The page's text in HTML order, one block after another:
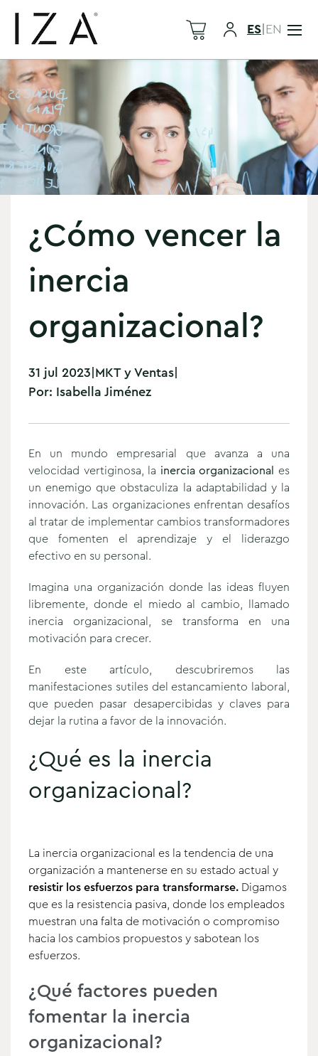
ES|EN
¿Cómo vencer la
inercia
organizacional?
31 jul 2023|MKT y Ventas|
Por: Isabella Jiménez
En un mundo empresarial que avanza a una
velocidad vertiginosa, la inercia organizacional es
un enemigo que obstaculiza la adaptabilidad y la
innovación. Las organizaciones enfrentan desafíos
al tratar de implementar cambios transformadores
que fomenten el aprendizaje y el liderazgo
efectivo en su personal.
Imagina una organización donde las ideas fluyen
libremente, donde el miedo al cambio, llamado
inercia organizacional, se transforma en una
motivación para crecer.
En este artículo, descubriremos las
manifestaciones sutiles del estancamiento laboral,
que pueden pasar desapercibidas y claves para
dejar la rutina a favor de la innovación.
¿Qué es la inercia
organizacional?
La inercia organizacional es la tendencia de una
organización a mantenerse en su estado actual y
resistir los esfuerzos para transformarse. Digamos
que es la resistencia pasiva, donde los empleados
muestran una falta de motivación o compromiso
hacia los cambios propuestos y sabotean los
esfuerzos.
¿Qué factores pueden
fomentar la inercia
organizacional?